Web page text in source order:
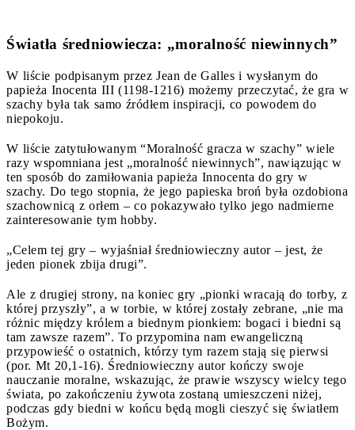
Światła średniowiecza: „moralność niewinnych”
W liście podpisanym przez Jean de Galles i wysłanym do
papieża Inocenta III (1198-1216) możemy przeczytać, że gra w
szachy była tak samo źródłem inspiracji, co powodem do
niepokoju.
W liście zatytułowanym “Moralność gracza w szachy” wiele
razy wspomniana jest „moralność niewinnych”, nawiązując w
ten sposób do zamiłowania papieża Innocenta do gry w
szachy. Do tego stopnia, że ​​jego papieska broń była ozdobiona
szachownicą z orłem – co pokazywało tylko jego nadmierne
zainteresowanie tym hobby.
„Celem tej gry – wyjaśniał średniowieczny autor – jest, że
jeden pionek zbija drugi”.
Ale z drugiej strony, na koniec gry „pionki wracają do torby, z
której przyszły”, a w torbie, w której zostały zebrane, „nie ma
różnic między królem a biednym pionkiem: bogaci i biedni są
tam zawsze razem”. To przypomina nam ewangeliczną
przypowieść o ostatnich, którzy tym razem stają się pierwsi
(por. Mt 20,1-16). Średniowieczny autor kończy swoje
nauczanie moralne, wskazując, że prawie wszyscy wielcy tego
świata, po zakończeniu żywota zostaną umieszczeni niżej,
podczas gdy biedni w końcu będą mogli cieszyć się światłem
Bożym.